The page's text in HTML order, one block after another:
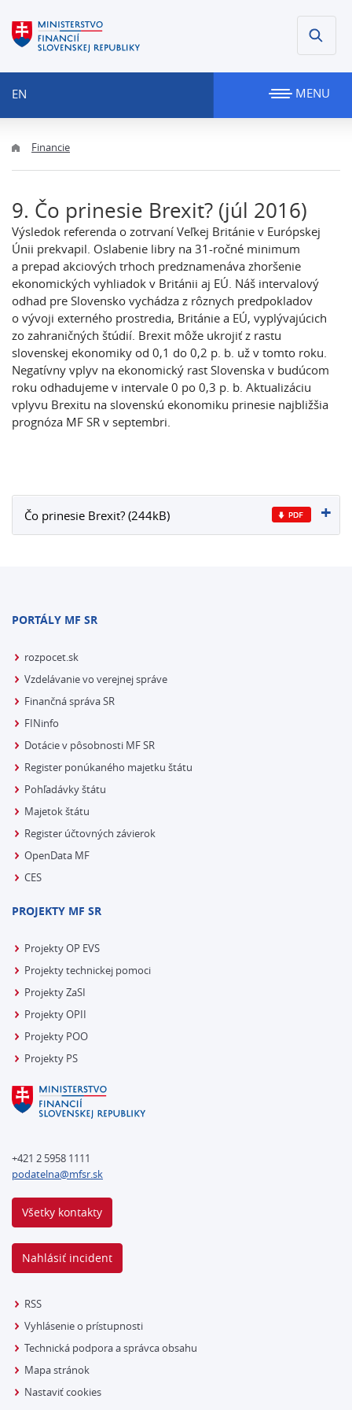
EN MENU
Financie
9. Čo prinesie Brexit? (júl 2016)
Výsledok referenda o zotrvaní Veľkej Británie v Európskej
Únii prekvapil. Oslabenie libry na 31-ročné minimum
a prepad akciových trhoch predznamenáva zhoršenie
ekonomických vyhliadok v Británii aj EÚ. Náš intervalový
odhad pre Slovensko vychádza z rôznych predpokladov
o vývoji externého prostredia, Británie a EÚ, vyplývajúcich
zo zahraničných štúdií. Brexit môže ukrojiť z rastu
slovenskej ekonomiky od 0,1 do 0,2 p. b. už v tomto roku.
Negatívny vplyv na ekonomický rast Slovenska v budúcom
roku odhadujeme v intervale 0 po 0,3 p. b. Aktualizáciu
vplyvu Brexitu na slovenskú ekonomiku prinesie najbližšia
prognóza MF SR v septembri.
Čo prinesie Brexit? (244kB)
PORTÁLY MF SR
rozpocet.sk
Vzdelávanie vo verejnej správe
Finančná správa SR
FINinfo
Dotácie v pôsobnosti MF SR
Register ponúkaného majetku štátu
Pohľadávky štátu
Majetok štátu
Register účtovných závierok
OpenData MF
CES
PROJEKTY MF SR
Projekty OP EVS
Projekty technickej pomoci
Projekty ZaSI
Projekty OPII
Projekty POO
Projekty PS
+421 2 5958 1111
podatelna@mfsr.sk
Všetky kontakty
Nahlásiť incident
RSS
Vyhlásenie o prístupnosti
Technická podpora a správca obsahu
Mapa stránok
Nastaviť cookies